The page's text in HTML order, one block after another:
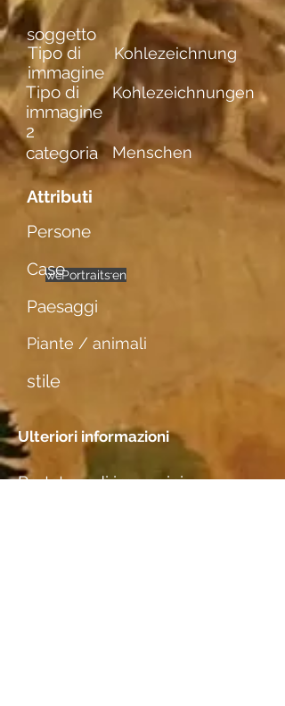
Tipo di
immagine
Kohlezeichnung
Tipo di
immagine
2
Kohlezeichnungen
categoria Menschen
Attributi
Persone
einzelne
weibl. Figuren
Portraits
Case
Paesaggi
Piante / animali
stile
Ulteriori informazioni
Portatore di immagini
soggetto